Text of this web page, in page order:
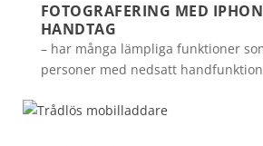
FOTOGRAFERING MED
HANDTAG
– har många lämpliga funktioner
personer med nedsatt handfunktion